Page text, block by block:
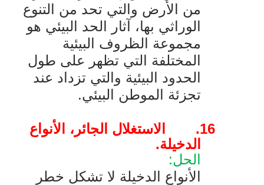
من الأرض والتي تحد من التنوع
الوراثي بها، آثار الحد البيئي هو
مجموعة الظروف البيئية
المختلفة التي تظهر على طول
الحدود البيئية والتي تزداد عند
تجزئة الموطن البيئي.
16.
الاستغلال الجائر، الأنواع
الدخيلة.
الحل:
الأنواع الدخيلة لا تشكل خطر